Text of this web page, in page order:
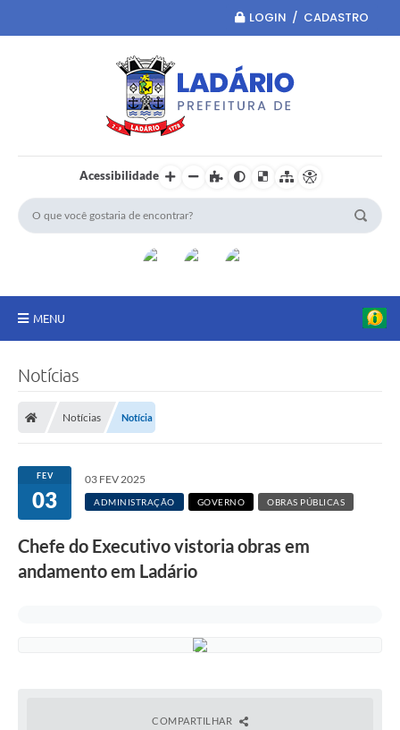
LOGIN / CADASTRO
Acessibilidade
MENU
LICITAÇÕES E CONTRATOS
Secretarias
Leis e Decretos
Cultura
Nossa Cidade
Notícias
Notícias Notícia
FEV
03
03 FEV 2025
ADMINISTRAÇÃO GOVERNO OBRAS PÚBLICAS
Chefe do Executivo vistoria obras em
andamento em Ladário
COMPARTILHAR